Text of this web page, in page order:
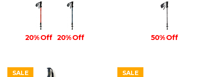
20% Off 20% Off 50% Off
SALE
SALE